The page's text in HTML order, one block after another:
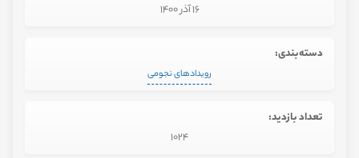
16 آذر 1400
دسته‌بندی:
رویدادهای نجومی
تعداد بازدید:
1024